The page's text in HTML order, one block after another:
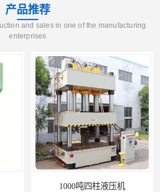
产品推荐
and sales in one of the manufacturing
enterprises
压机